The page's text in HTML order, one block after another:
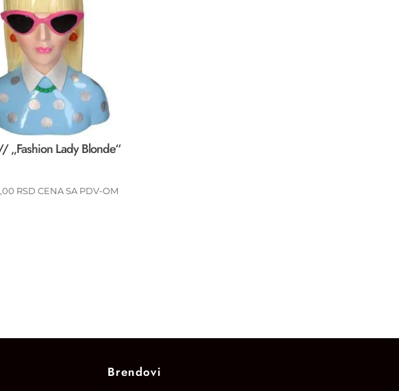
„Fashion Lady Blonde“
RSD CENA SA PDV-OM
Brendovi